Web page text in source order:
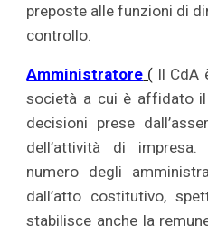
preposte alle funzioni di
controllo.
Amministratore ( Il CdA
società a cui è affidato
decisioni prese
dell’attività di
numero degli
dall’atto costitutivo,
stabilisce anche la